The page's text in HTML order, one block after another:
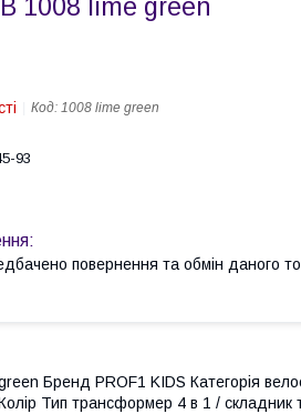
1008 lime green
Код: 1008 lime green
93
повернення та обмін даного
Бренд PROF1 KIDS Категорія
Тип трансформер 4 в 1 / складник